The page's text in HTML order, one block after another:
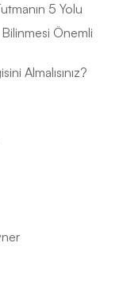
5 Yolu
Önemli
Almalısınız?